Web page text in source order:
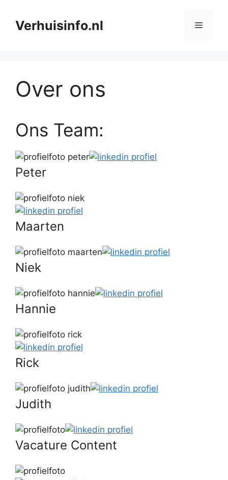
naarVerhuisinfo.nl Menu
Over ons
Ons Team:
Peter
Maarten
Niek
Hannie
Rick
Judith
Vacature Content